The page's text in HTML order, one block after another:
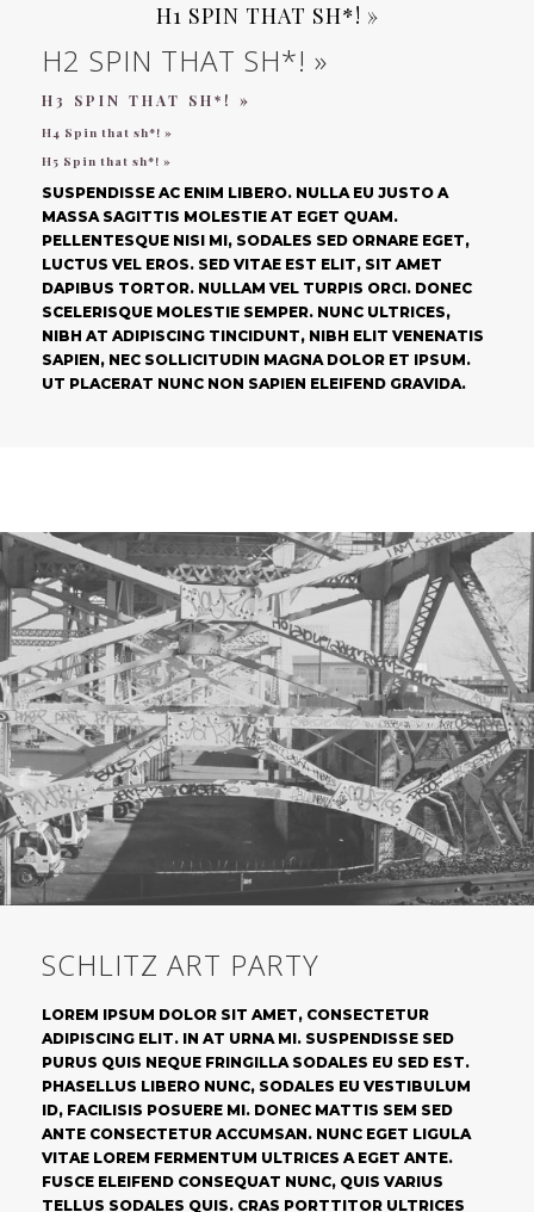
H1 SPIN THAT SH*! »
H2 SPIN THAT SH*! »
H3 SPIN THAT SH*! »
H4 Spin that sh*! »
H5 Spin that sh*! »
SUSPENDISSE AC ENIM LIBERO. NULLA EU JUSTO A
MASSA SAGITTIS MOLESTIE AT EGET QUAM.
PELLENTESQUE NISI MI, SODALES SED ORNARE EGET,
LUCTUS VEL EROS. SED VITAE EST ELIT, SIT AMET
DAPIBUS TORTOR. NULLAM VEL TURPIS ORCI. DONEC
SCELERISQUE MOLESTIE SEMPER. NUNC ULTRICES,
NIBH AT ADIPISCING TINCIDUNT, NIBH ELIT VENENATIS
SAPIEN, NEC SOLLICITUDIN MAGNA DOLOR ET IPSUM.
UT PLACERAT NUNC NON SAPIEN ELEIFEND GRAVIDA.
SCHLITZ ART PARTY
LOREM IPSUM DOLOR SIT AMET, CONSECTETUR
ADIPISCING ELIT. IN AT URNA MI. SUSPENDISSE SED
PURUS QUIS NEQUE FRINGILLA SODALES EU SED EST.
PHASELLUS LIBERO NUNC, SODALES EU VESTIBULUM
ID, FACILISIS POSUERE MI. DONEC MATTIS SEM SED
ANTE CONSECTETUR ACCUMSAN. NUNC EGET LIGULA
VITAE LOREM FERMENTUM ULTRICES A EGET ANTE.
FUSCE ELEIFEND CONSEQUAT NUNC, QUIS VARIUS
TELLUS SODALES QUIS. CRAS PORTTITOR ULTRICES